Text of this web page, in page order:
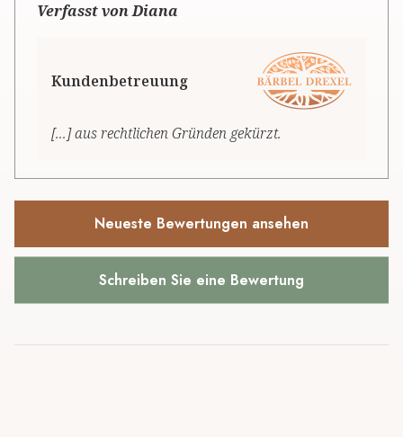
Verfasst von Diana
Kundenbetreuung
[...] aus rechtlichen Gründen gekürzt.
Neueste Bewertungen ansehen
Schreiben Sie eine Bewertung